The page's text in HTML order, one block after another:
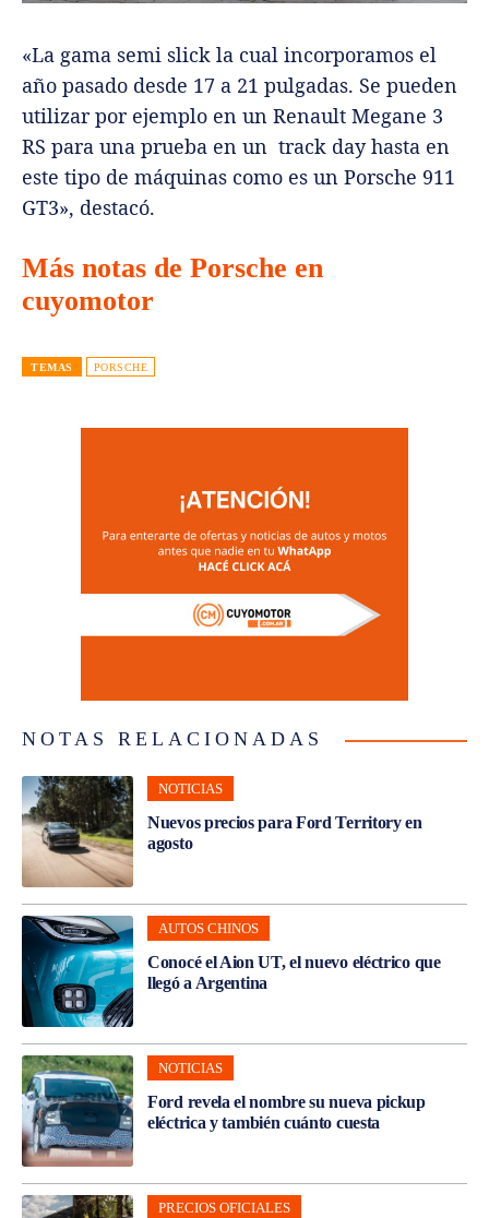
«La gama semi slick la cual incorporamos el
año pasado desde 17 a 21 pulgadas. Se pueden
utilizar por ejemplo en un Renault Megane 3
RS para una prueba en un track day hasta en
este tipo de máquinas como es un Porsche 911
GT3», destacó.
Más notas de Porsche en
cuyomotor
TEMAS PORSCHE
NOTAS RELACIONADAS
NOTICIAS
Nuevos precios para Ford Territory en
agosto
AUTOS CHINOS
Conocé el Aion UT, el nuevo eléctrico que
llegó a Argentina
NOTICIAS
Ford revela el nombre su nueva pickup
eléctrica y también cuánto cuesta
PRECIOS OFICIALES